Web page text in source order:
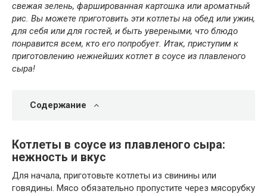
свежая зелень, фаршированная картошка или ароматный
рис. Вы можете приготовить эти котлеты на обед или ужин,
для себя или для гостей, и быть увереными, что блюдо
понравится всем, кто его попробует. Итак, приступим к
приготовлению нежнейших котлет в соусе из плавленого
сыра!
Содержание
Котлеты в соусе из плавленого сыра:
нежность и вкус
Для начала, приготовьте котлеты из свинины или
говядины. Мясо обязательно пропустите через мясорубку